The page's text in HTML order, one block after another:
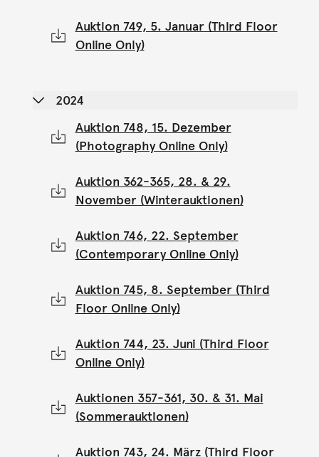
Auktion 749, 5. Januar (Third Floor
Online Only)
2024
Auktion 748, 15. Dezember
(Photography Online Only)
Auktion 362-365, 28. & 29.
November (Winterauktionen)
Auktion 746, 22. September
(Contemporary Online Only)
Auktion 745, 8. September (Third
Floor Online Only)
Auktion 744, 23. Juni (Third Floor
Online Only)
Auktionen 357-361, 30. & 31. Mai
(Sommerauktionen)
Auktion 743, 24. März (Third Floor